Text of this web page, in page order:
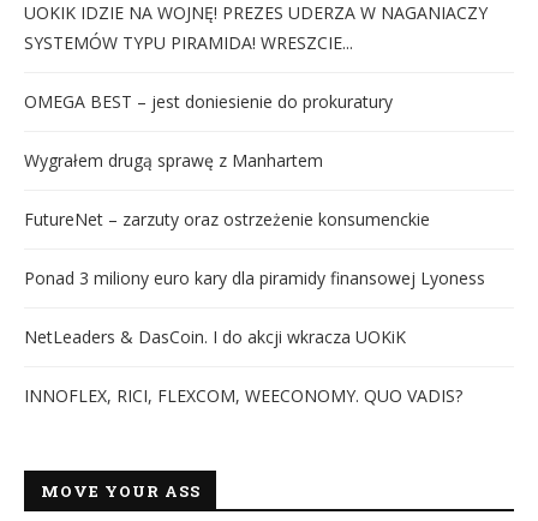
UOKIK IDZIE NA WOJNĘ! PREZES UDERZA W NAGANIACZY
SYSTEMÓW TYPU PIRAMIDA! WRESZCIE...
OMEGA BEST – jest doniesienie do prokuratury
Wygrałem drugą sprawę z Manhartem
FutureNet – zarzuty oraz ostrzeżenie konsumenckie
Ponad 3 miliony euro kary dla piramidy finansowej Lyoness
NetLeaders & DasCoin. I do akcji wkracza UOKiK
INNOFLEX, RICI, FLEXCOM, WEECONOMY. QUO VADIS?
MOVE YOUR ASS